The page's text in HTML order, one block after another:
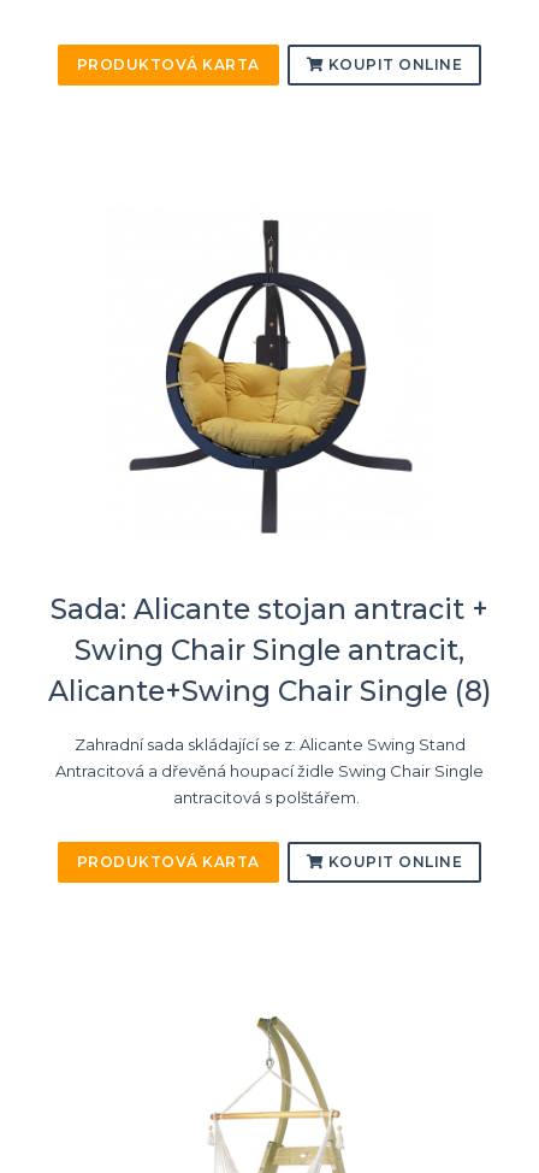
PRODUKTOVÁ KARTA KOUPIT ONLINE
Sada: Alicante stojan antracit +
Swing Chair Single antracit,
Alicante+Swing Chair Single (8)
Zahradní sada skládající se z: Alicante Swing Stand
Antracitová a dřevěná houpací židle Swing Chair Single
antracitová s polštářem.
PRODUKTOVÁ KARTA KOUPIT ONLINE